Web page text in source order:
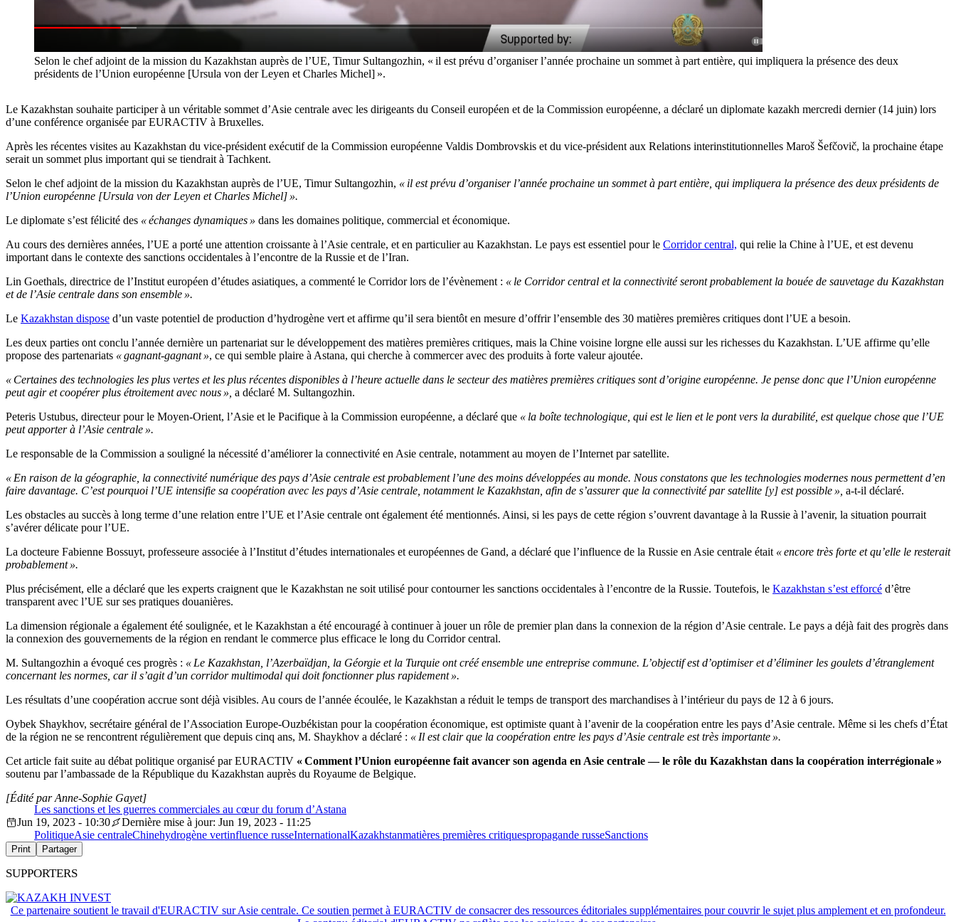
Selon le chef adjoint de la mission du Kazakhstan auprès de l’UE, Timur Sultangozhin, « il est prévu d’organiser l’année prochaine un sommet à part entière, qui impliquera la présence des deux
présidents de l’Union européenne [Ursula von der Leyen et Charles Michel] ».
Le Kazakhstan souhaite participer à un véritable sommet d’Asie centrale avec les dirigeants du Conseil européen et de la Commission européenne, a déclaré un diplomate kazakh mercredi dernier (14 juin) lors
d’une conférence organisée par EURACTIV à Bruxelles.
Après les récentes visites au Kazakhstan du vice-président exécutif de la Commission européenne Valdis Dombrovskis et du vice-président aux Relations interinstitutionnelles Maroš Šefčovič, la prochaine étape
serait un sommet plus important qui se tiendrait à Tachkent.
Selon le chef adjoint de la mission du Kazakhstan auprès de l’UE, Timur Sultangozhin, « il est prévu d’organiser l’année prochaine un sommet à part entière, qui impliquera la présence des deux présidents de
l’Union européenne [Ursula von der Leyen et Charles Michel] ».
Le diplomate s’est félicité des « échanges dynamiques » dans les domaines politique, commercial et économique.
Au cours des dernières années, l’UE a porté une attention croissante à l’Asie centrale, et en particulier au Kazakhstan. Le pays est essentiel pour le Corridor central, qui relie la Chine à l’UE, et est devenu
important dans le contexte des sanctions occidentales à l’encontre de la Russie et de l’Iran.
Lin Goethals, directrice de l’Institut européen d’études asiatiques, a commenté le Corridor lors de l’évènement : « le Corridor central et la connectivité seront probablement la bouée de sauvetage du Kazakhstan
et de l’Asie centrale dans son ensemble ».
Le Kazakhstan dispose d’un vaste potentiel de production d’hydrogène vert et affirme qu’il sera bientôt en mesure d’offrir l’ensemble des 30 matières premières critiques dont l’UE a besoin.
Les deux parties ont conclu l’année dernière un partenariat sur le développement des matières premières critiques, mais la Chine voisine lorgne elle aussi sur les richesses du Kazakhstan. L’UE affirme qu’elle
propose des partenariats « gagnant-gagnant », ce qui semble plaire à Astana, qui cherche à commercer avec des produits à forte valeur ajoutée.
« Certaines des technologies les plus vertes et les plus récentes disponibles à l’heure actuelle dans le secteur des matières premières critiques sont d’origine européenne. Je pense donc que l’Union européenne
peut agir et coopérer plus étroitement avec nous », a déclaré M. Sultangozhin.
Peteris Ustubus, directeur pour le Moyen-Orient, l’Asie et le Pacifique à la Commission européenne, a déclaré que « la boîte technologique, qui est le lien et le pont vers la durabilité, est quelque chose que l’UE
peut apporter à l’Asie centrale ».
Le responsable de la Commission a souligné la nécessité d’améliorer la connectivité en Asie centrale, notamment au moyen de l’Internet par satellite.
« En raison de la géographie, la connectivité numérique des pays d’Asie centrale est probablement l’une des moins développées au monde. Nous constatons que les technologies modernes nous permettent d’en
faire davantage. C’est pourquoi l’UE intensifie sa coopération avec les pays d’Asie centrale, notamment le Kazakhstan, afin de s’assurer que la connectivité par satellite [y] est possible », a-t-il déclaré.
Les obstacles au succès à long terme d’une relation entre l’UE et l’Asie centrale ont également été mentionnés. Ainsi, si les pays de cette région s’ouvrent davantage à la Russie à l’avenir, la situation pourrait
s’avérer délicate pour l’UE.
La docteure Fabienne Bossuyt, professeure associée à l’Institut d’études internationales et européennes de Gand, a déclaré que l’influence de la Russie en Asie centrale était « encore très forte et qu’elle le resterait
probablement ».
Plus précisément, elle a déclaré que les experts craignent que le Kazakhstan ne soit utilisé pour contourner les sanctions occidentales à l’encontre de la Russie. Toutefois, le Kazakhstan s’est efforcé d’être
transparent avec l’UE sur ses pratiques douanières.
La dimension régionale a également été soulignée, et le Kazakhstan a été encouragé à continuer à jouer un rôle de premier plan dans la connexion de la région d’Asie centrale. Le pays a déjà fait des progrès dans
la connexion des gouvernements de la région en rendant le commerce plus efficace le long du Corridor central.
M. Sultangozhin a évoqué ces progrès : « Le Kazakhstan, l’Azerbaïdjan, la Géorgie et la Turquie ont créé ensemble une entreprise commune. L’objectif est d’optimiser et d’éliminer les goulets d’étranglement
concernant les normes, car il s’agit d’un corridor multimodal qui doit fonctionner plus rapidement ».
Les résultats d’une coopération accrue sont déjà visibles. Au cours de l’année écoulée, le Kazakhstan a réduit le temps de transport des marchandises à l’intérieur du pays de 12 à 6 jours.
Oybek Shaykhov, secrétaire général de l’Association Europe-Ouzbékistan pour la coopération économique, est optimiste quant à l’avenir de la coopération entre les pays d’Asie centrale. Même si les chefs d’État
de la région ne se rencontrent régulièrement que depuis cinq ans, M. Shaykhov a déclaré : « Il est clair que la coopération entre les pays d’Asie centrale est très importante ».
Cet article fait suite au débat politique organisé par EURACTIV « Comment l’Union européenne fait avancer son agenda en Asie centrale — le rôle du Kazakhstan dans la coopération interrégionale »
soutenu par l’ambassade de la République du Kazakhstan auprès du Royaume de Belgique.
Les sanctions et les guerres commerciales au cœur du forum d’Astana
[Édité par Anne-Sophie Gayet]
Jun 19, 2023 - 10:30
Dernière mise à jour: Jun 19, 2023 - 11:25
PolitiqueAsie centraleChinehydrogène vertinfluence russeInternationalKazakhstanmatières premières critiquespropagande russeSanctions
Print Partager
SUPPORTERS
Ce partenaire soutient le travail d'EURACTIV sur Asie centrale. Ce soutien permet à EURACTIV de consacrer des ressources éditoriales supplémentaires pour couvrir le sujet plus amplement et en profondeur.